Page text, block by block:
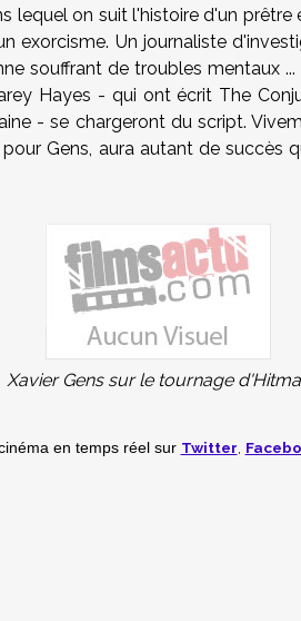
lequel on suitl'histoire d'un prêtre
exorcisme. Un journaliste
souffrant de troubles mentaux
Hayes - qui ont écrit The
- se chargeront du script.
Gens, aura autant de succès
Xavier Gens sur le tournage
en temps réel sur Twitter